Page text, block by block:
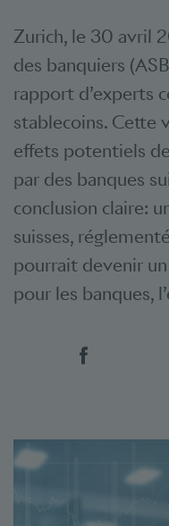
Zurich, le 30 avril
des banquiers
rapport d’experts
stablecoins. Cette
effets potentiels
par des banques
conclusion claire:
suisses,
pourrait devenir
pour les banques,
Social